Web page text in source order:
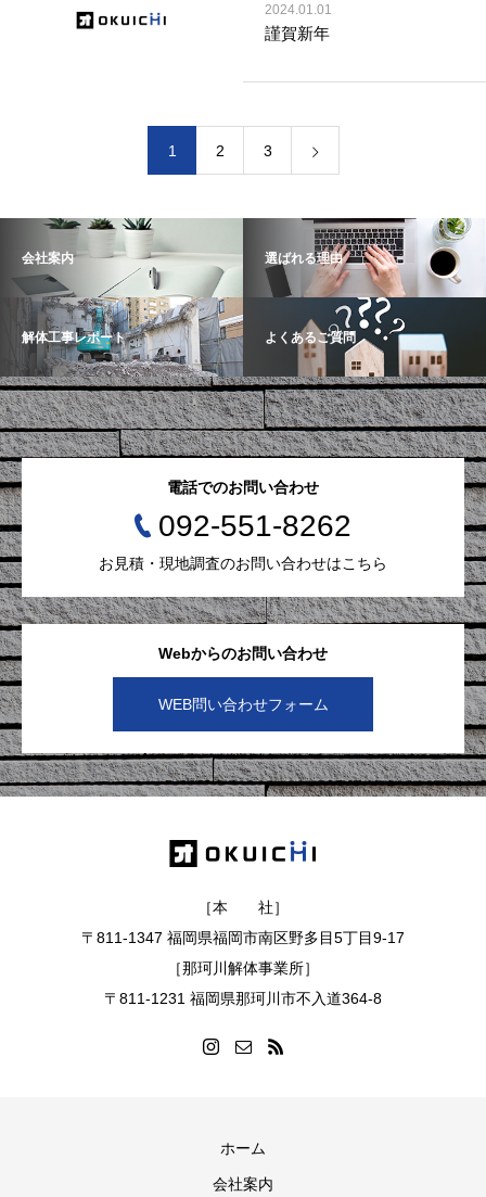
2024.01.01
謹賀新年
1 2 3
会社案内 選ばれる理由
解体工事レポート よくあるご質問
Webからのお問い合わせ
WEB問い合わせフォーム
電話でのお問い合わせ
092-551-8262
お見積・現地調査のお問い合わせはこちら
［本 社］
〒811-1347 福岡県福岡市南区野多目5丁目9-17
［那珂川解体事業所］
〒811-1231 福岡県那珂川市不入道364-8
ホーム
会社案内